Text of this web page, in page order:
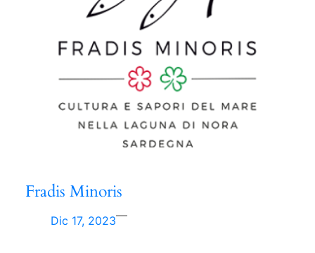
Fradis Minoris
Dic 17, 2023—